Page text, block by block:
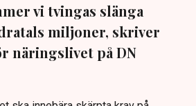
vi tvingas slänga
miljoner, skriver
näringslivet på DN